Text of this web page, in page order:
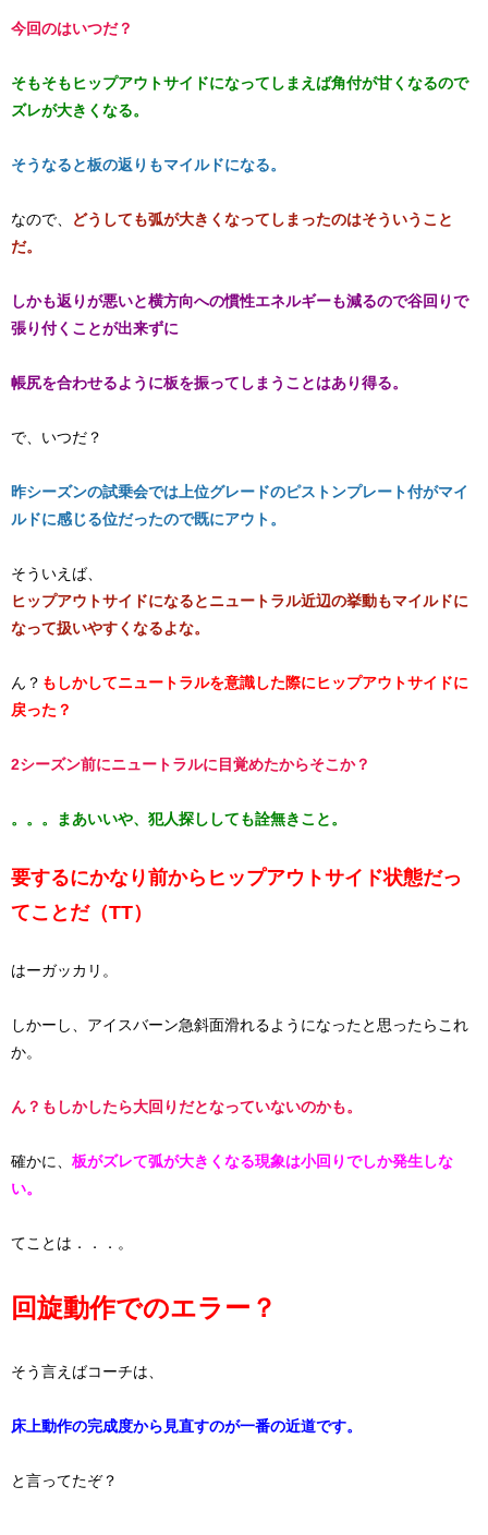
今回のはいつだ？
そもそもヒップアウトサイドになってしまえば角付が甘くなるので
ズレが大きくなる。
そうなると板の返りもマイルドになる。
なので、
どうしても弧が大きくなってしまったのはそういうこと
だ。
しかも返りが悪いと横方向への慣性エネルギーも減るので谷回りで
張り付くことが出来ずに
帳尻を合わせるように板を振ってしまうことはあり得る。
で、いつだ？
昨シーズンの試乗会では上位グレードのピストンプレート付がマイ
ルドに感じる位だったので既にアウト。
そういえば、
ヒップアウトサイドになるとニュートラル近辺の挙動もマイルドに
なって扱いやすくなるよな。
ん？ もしかしてニュートラルを意識した際にヒップアウトサイドに
戻った？
2シーズン前にニュートラルに目覚めたからそこか？
。。。まあいいや、犯人探ししても詮無きこと。
要するにかなり前からヒップアウトサイド状態だっ
てことだ（TT）
はーガッカリ。
しかーし、アイスバーン急斜面滑れるようになったと思ったらこれ
か。
ん？もしかしたら大回りだとなっていないのかも。
確かに、 板がズレて弧が大きくなる現象は小回りでしか発生しな
い。
てことは．．．。
​回旋動作でのエラー？​
そう言えばコーチは、
床上動作の完成度から見直すのが一番の近道です。
と言ってたぞ？